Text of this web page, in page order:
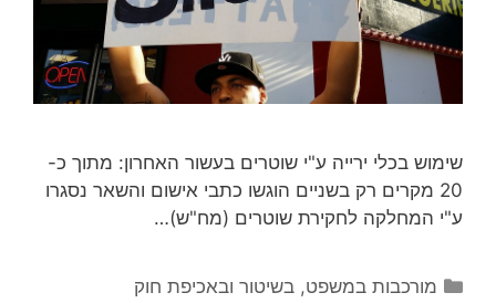
שימוש בכלי ירייה ע"י שוטרים בעשור האחרון: מתוך כ-
20 מקרים רק בשניים הוגשו כתבי אישום והשאר נסגרו
ע"י המחלקה לחקירת שוטרים (מח"ש)…
קטגוריות
מורכבות במשפט, בשיטור ובאכיפת חוק